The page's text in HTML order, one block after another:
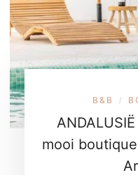
B&B /
mooi